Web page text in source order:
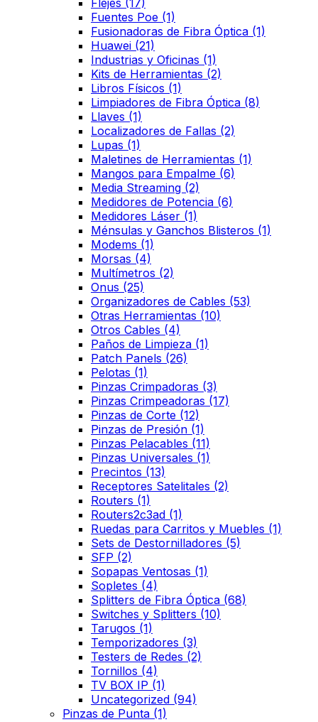
Flejes (17)
Fuentes Poe (1)
Fusionadoras de Fibra Óptica (1)
Huawei (21)
Industrias y Oficinas (1)
Kits de Herramientas (2)
Libros Físicos (1)
Limpiadores de Fibra Óptica (8)
Llaves (1)
Localizadores de Fallas (2)
Lupas (1)
Maletines de Herramientas (1)
Mangos para Empalme (6)
Media Streaming (2)
Medidores de Potencia (6)
Medidores Láser (1)
Ménsulas y Ganchos Blisteros (1)
Modems (1)
Morsas (4)
Multímetros (2)
Onus (25)
Organizadores de Cables (53)
Otras Herramientas (10)
Otros Cables (4)
Paños de Limpieza (1)
Patch Panels (26)
Pelotas (1)
Pinzas Crimpadoras (3)
Pinzas Crimpeadoras (17)
Pinzas de Corte (12)
Pinzas de Presión (1)
Pinzas Pelacables (11)
Pinzas Universales (1)
Precintos (13)
Receptores Satelitales (2)
Routers (1)
Routers2c3ad (1)
Ruedas para Carritos y Muebles (1)
Sets de Destornilladores (5)
SFP (2)
Sopapas Ventosas (1)
Sopletes (4)
Splitters de Fibra Óptica (68)
Switches y Splitters (10)
Tarugos (1)
Temporizadores (3)
Testers de Redes (2)
Tornillos (4)
TV BOX IP (1)
Uncategorized (94)
Pinzas de Punta (1)